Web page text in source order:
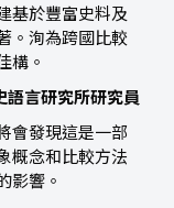
基於豐富史料及
。洵為跨國比較
構。
言研究所研究員
會發現這是一部
概念和比較方法
影響。